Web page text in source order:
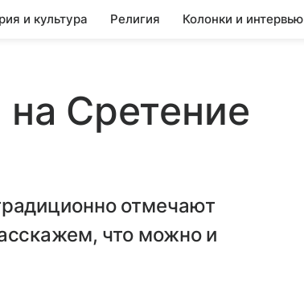
и культура Религия Колонки и интервью
Сретение
отмечают
что можно и